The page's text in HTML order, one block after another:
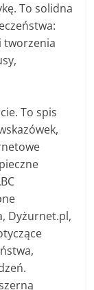
To solidna
tworzenia
To spis
Dyżurnet.pl,